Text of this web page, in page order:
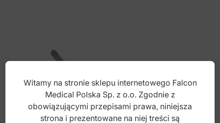
Witamy na stronie sklepu internetowego Falcon
Medical Polska Sp. z o.o. Zgodnie z
obowiązującymi przepisami prawa, niniejsza
strona i prezentowane na niej treści są